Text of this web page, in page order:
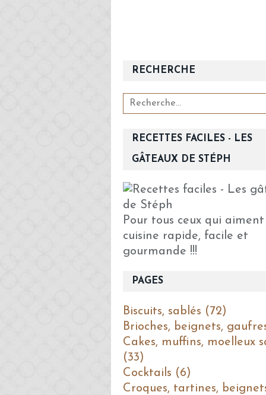
RECHERCHE
RECETTES FACILES - LES
GÂTEAUX DE STÉPH
Pour tous ceux qui
cuisine rapide, facile et
gourmande !!!
PAGES
Biscuits, sablés (72)
Brioches, beignets,
Cakes, muffins, moelleux
(33)
Cocktails (6)
Croques, tartines,